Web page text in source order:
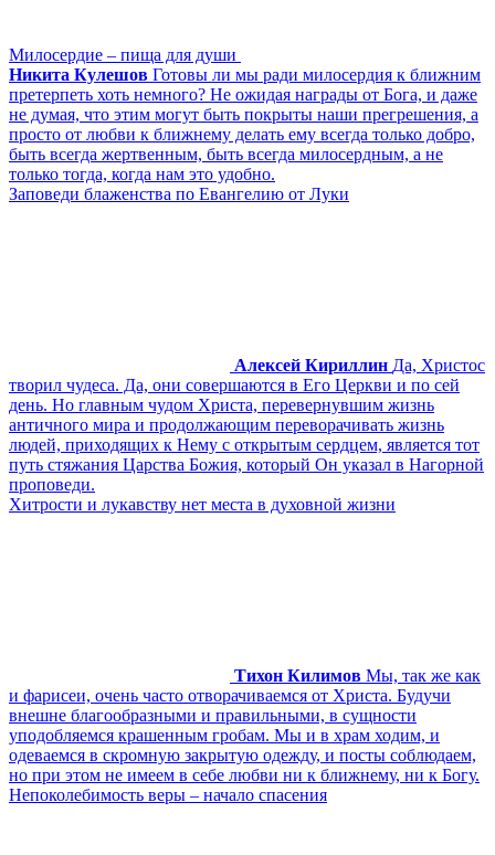
Милосердие – пища для души
Никита Кулешов Готовы ли мы ради милосердия к ближним
претерпеть хоть немного? Не ожидая награды от Бога, и даже
не думая, что этим могут быть покрыты наши прегрешения, а
просто от любви к ближнему делать ему всегда только добро,
быть всегда жертвенным, быть всегда милосердным, а не
только тогда, когда нам это удобно.
Заповеди блаженства по Евангелию от Луки
Алексей Кириллин Да, Христос
творил чудеса. Да, они совершаются в Его Церкви и по сей
день. Но главным чудом Христа, перевернувшим жизнь
античного мира и продолжающим переворачивать жизнь
людей, приходящих к Нему с открытым сердцем, является тот
путь стяжания Царства Божия, который Он указал в Нагорной
проповеди.
Хитрости и лукавству нет места в духовной жизни
Тихон Килимов Мы, так же как
и фарисеи, очень часто отворачиваемся от Христа. Будучи
внешне благообразными и правильными, в сущности
уподобляемся крашенным гробам. Мы и в храм ходим, и
одеваемся в скромную закрытую одежду, и посты соблюдаем,
но при этом не имеем в себе любви ни к ближнему, ни к Богу.
Непоколебимость веры – начало спасения